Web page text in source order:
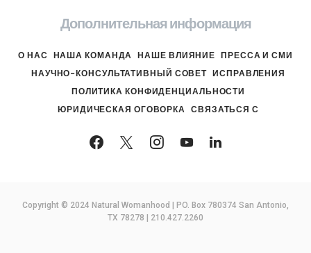
Дополнительная информация
О НАС НАША КОМАНДА НАШЕ ВЛИЯНИЕ
ПРЕССА И СМИ
НАУЧНО-КОНСУЛЬТАТИВНЫЙ СОВЕТ ИСПРАВЛЕНИЯ
ПОЛИТИКА КОНФИДЕНЦИАЛЬНОСТИ
ЮРИДИЧЕСКАЯ ОГОВОРКА
СВЯЗАТЬСЯ С
Copyright © 2024 Natural Womanhood | PO. Box 780374 San Antonio,
TX 78278 | 210.427.2260